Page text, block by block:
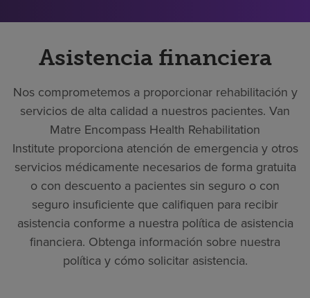
Asistencia financiera
Nos comprometemos a proporcionar rehabilitación y
servicios de alta calidad a nuestros pacientes. Van
Matre Encompass Health Rehabilitation
Institute proporciona atención de emergencia y otros
servicios médicamente necesarios de forma gratuita
o con descuento a pacientes sin seguro o con
seguro insuficiente que califiquen para recibir
asistencia conforme a nuestra política de asistencia
financiera. Obtenga información sobre nuestra
política y cómo solicitar asistencia.